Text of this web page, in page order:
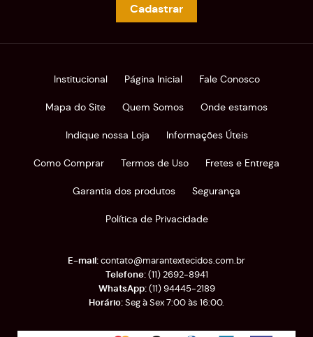
Cadastrar
Institucional Página Inicial Fale Conosco
Mapa do Site Quem Somos Onde estamos
Indique nossa Loja Informações Úteis
Como Comprar Termos de Uso Fretes e Entrega
Garantia dos produtos Segurança
Política de Privacidade
(11)2692-8941
(11)94445-2189
Seg à Sex 7:00 às 16:00.
contato@marantextecidos.com.br